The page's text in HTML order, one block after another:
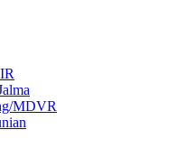
MDVR